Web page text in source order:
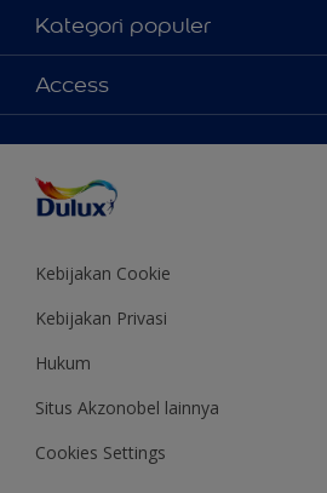
Tentang Kami
Contact us
Temukan toko
Kategori populer
Warna
Produk
Inspirasi
Saran Mendekorasi
Colour of the Year
Access
Kebijakan Cookie
Kebijakan Privasi
Hukum
Situs Akzonobel lainnya
Cookies Settings